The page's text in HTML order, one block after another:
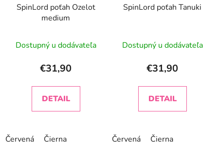
SpinLord poťah Ozelot
medium
Dostupný u dodávateľa
€31,90
DETAIL
Červená Čierna
SpinLord poťah Tanuki
Dostupný u dodávateľa
€31,90
DETAIL
Červená Čierna